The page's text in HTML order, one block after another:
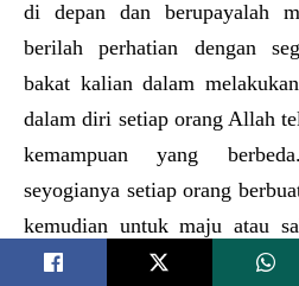
di depan dan berupayalah
berilah perhatian dengan
bakat kalian dalam
dalam diri setiap orang Allah
kemampuan yang
seyogianya setiap orang
kemudian untuk maju atau
kebaikan-kebaikan saling